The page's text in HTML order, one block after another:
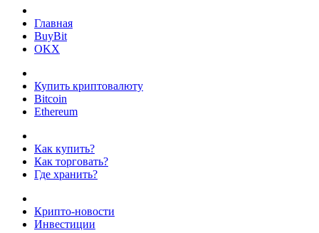
Главная
BuyBit
OKX
Купить криптовалюту
Bitcoin
Ethereum
Как купить?
Как торговать?
Где хранить?
Крипто-новости
Инвестиции